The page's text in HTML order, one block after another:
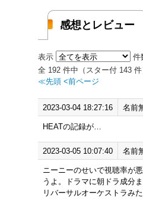
感想とレビュー
表示 件
全 192 件中（スター付 143
≪先頭 <前ページ
2023-03-04 18:27:16 名前
HEATの記録が…
2023-03-05 10:07:40 名前
ニーニーのせいで視聴率が
うよ。ドラマに朝ドラ成分
リバーサルオーケストラみ